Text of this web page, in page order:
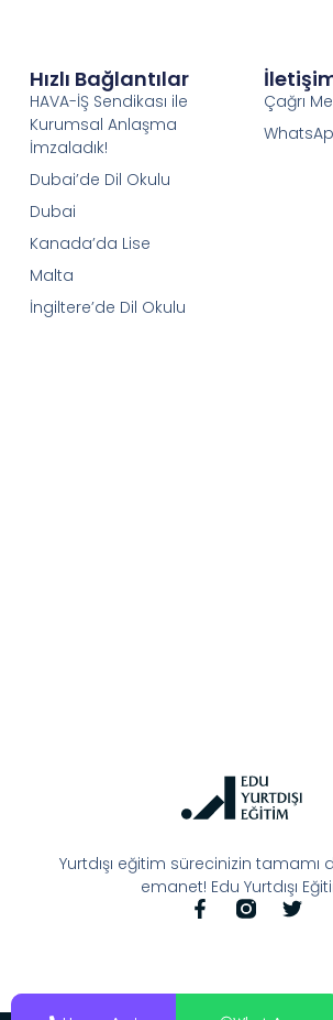
Yurtdışı eğitim sürecinizin tamamı
emanet! Edu Yurtdışı
Hızlı Bağlantılar
HAVA-İŞ Sendikası ile
Kurumsal Anlaşma
İmzaladık!
Dubai’de Dil Okulu
Dubai
Kanada’da Lise
Malta
İngiltere’de Dil Okulu
Çağrı